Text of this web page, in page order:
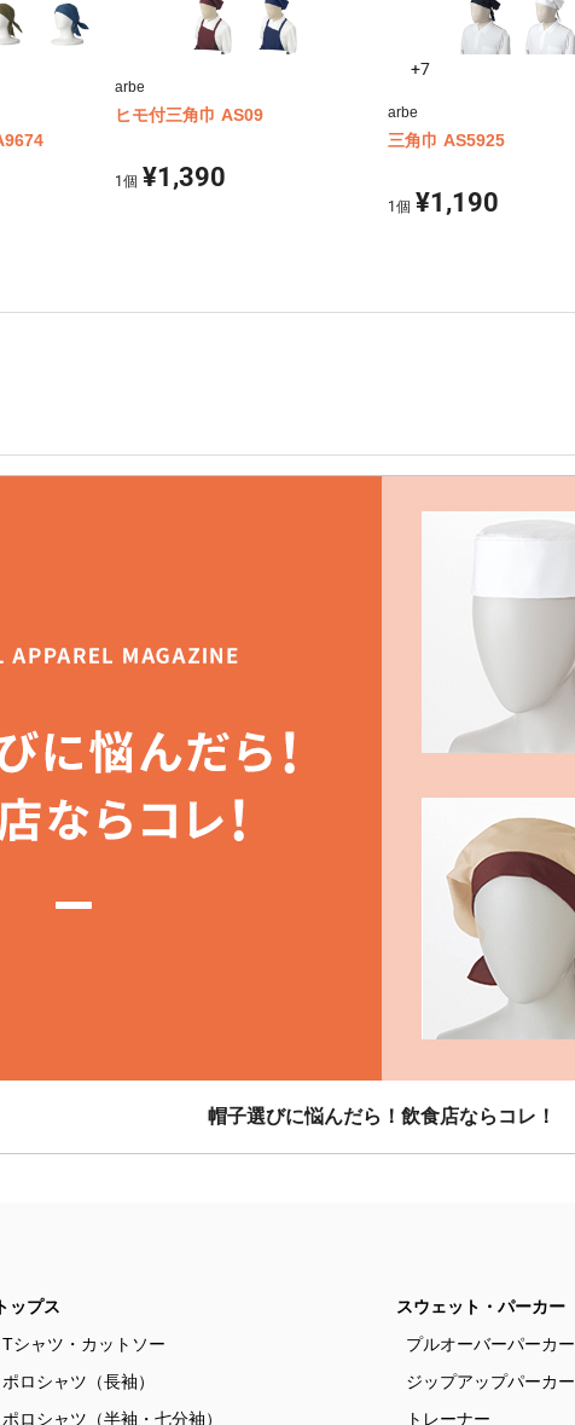
arbe
ヒモ付三角巾 AS09
1個 ¥1,390
+7
arbe
三角巾 AS5925
1 個 ¥1,190
帽子選びに悩んだら！飲食店ならコレ！
トップス
Tシャツ・カットソー
ポロシャツ（長袖）
ポロシャツ（半袖・七分袖）
スウェット・パーカー
プルオーバーパーカー
ジップアップパーカー
トレーナー